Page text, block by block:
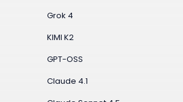
Grok 4
KIMI K2
GPT-OSS
Claude 4.1